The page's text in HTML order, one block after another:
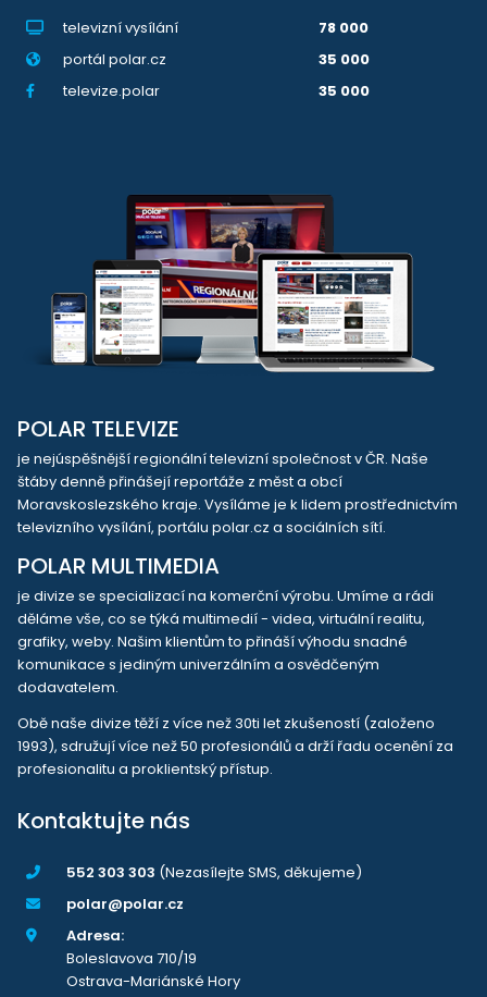
televizní vysílání
78 000
portál polar.cz
35 000
televize.polar
35 000
POLAR TELEVIZE
je nejúspěšnější regionální televizní společnost v ČR. Naše
štáby denně přinášejí reportáže z měst a obcí
Moravskoslezského kraje. Vysíláme je k lidem prostřednictvím
televizního vysílání, portálu polar.cz a sociálních sítí.
POLAR MULTIMEDIA
je divize se specializací na komerční výrobu. Umíme a rádi
děláme vše, co se týká multimedií - videa, virtuální realitu,
grafiky, weby. Našim klientům to přináší výhodu snadné
komunikace s jediným univerzálním a osvědčeným
dodavatelem.
Obě naše divize těží z více než 30ti let zkušeností (založeno
1993), sdružují více než 50 profesionálů a drží řadu ocenění za
profesionalitu a proklientský přístup.
Kontaktujte nás
552 303 303 (Nezasílejte SMS, děkujeme)
polar@polar.cz
Adresa:
Boleslavova 710/19
Ostrava-Mariánské Hory